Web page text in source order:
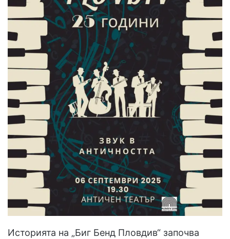
Историята на „Биг Бенд Пловдив“ започва